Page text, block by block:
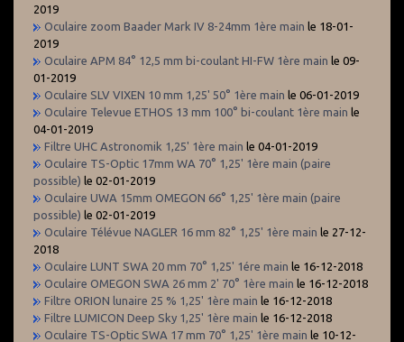
2019
Oculaire zoom Baader Mark IV 8-24mm 1ère main le 18-01-
2019
Oculaire APM 84° 12,5 mm bi-coulant HI-FW 1ère main le 09-
01-2019
Oculaire SLV VIXEN 10 mm 1,25' 50° 1ère main le 06-01-2019
Oculaire Televue ETHOS 13 mm 100° bi-coulant 1ère main le
04-01-2019
Filtre UHC Astronomik 1,25' 1ère main le 04-01-2019
Oculaire TS-Optic 17mm WA 70° 1,25' 1ère main (paire
possible) le 02-01-2019
Oculaire UWA 15mm OMEGON 66° 1,25' 1ère main (paire
possible) le 02-01-2019
Oculaire Télévue NAGLER 16 mm 82° 1,25' 1ère main le 27-12-
2018
Oculaire LUNT SWA 20 mm 70° 1,25' 1ére main le 16-12-2018
Oculaire OMEGON SWA 26 mm 2' 70° 1ère main le 16-12-2018
Filtre ORION lunaire 25 % 1,25' 1ère main le 16-12-2018
Filtre LUMICON Deep Sky 1,25' 1ère main le 16-12-2018
Oculaire TS-Optic SWA 17 mm 70° 1,25' 1ère main le 10-12-